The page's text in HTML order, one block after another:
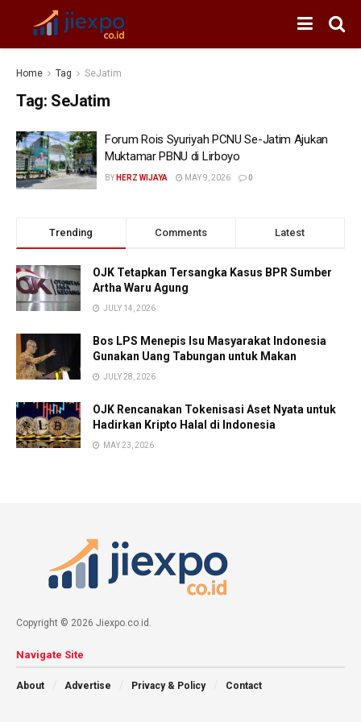
Home Tag SeJatim
Tag: SeJatim
Forum Rois Syuriyah PCNU Se-Jatim Ajukan
Muktamar PBNU di Lirboyo
BY HERZ WIJAYA MAY 9, 2026 0
Trending Comments Latest
OJK Tetapkan Tersangka Kasus BPR Sumber
Artha Waru Agung
JULY 14, 2026
Bos LPS Menepis Isu Masyarakat Indonesia
Gunakan Uang Tabungan untuk Makan
JULY 28, 2026
OJK Rencanakan Tokenisasi Aset Nyata untuk
Hadirkan Kripto Halal di Indonesia
MAY 23, 2026
Copyright © 2026 Jiexpo.co.id.
Navigate Site
About Advertise Privacy & Policy Contact